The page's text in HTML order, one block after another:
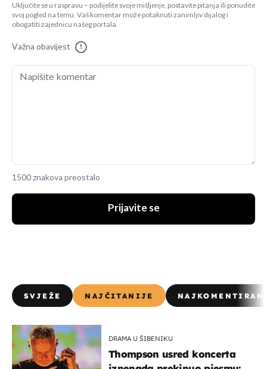
Uključite se u raspravu – podijelite svoje mišljenje, postavite pitanja ili ponudite
svoj pogled na temu. Vaš komentar može potaknuti zanimljiv dijalog i
obogatiti zajednicu našeg portala.
Važna obavijest !
1500 znakova preostalo
Prijavite se
SVJEŽE NAJČITANIJE
DRAMA U ŠIBENIKU
Thompson usred koncerta